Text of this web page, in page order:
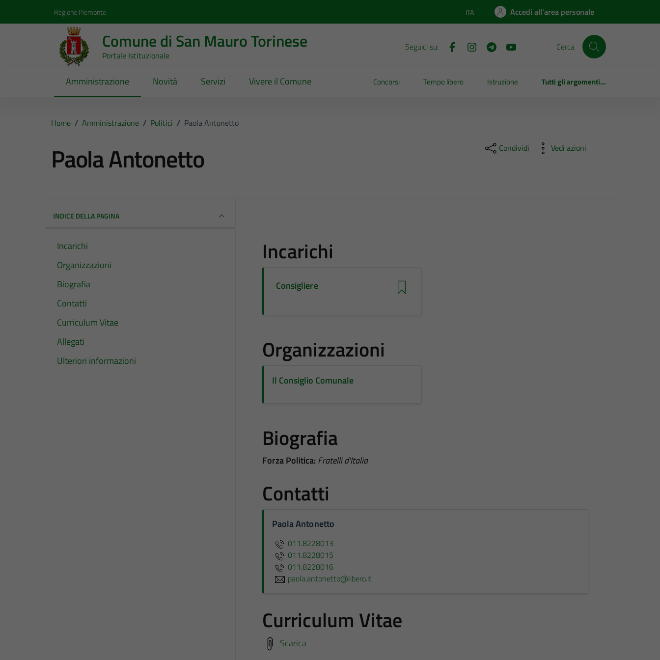
Regione Piemonte Lingua attiva:
ITA Accedi all'area personale
Comune di San Mauro Torinese
Portale Istituzionale
Seguici su: Cerca
Amministrazione Novità Servizi Vivere il Comune Concorsi Tempo libero Istruzione Tutti gli argomenti...
Home / Amministrazione / Politici / Paola Antonetto
Paola Antonetto Condividi Vedi azioni
INDICE DELLA PAGINA
Incarichi
Organizzazioni
Biografia
Contatti
Curriculum Vitae
Allegati
Ulteriori informazioni
Incarichi
Consigliere
Organizzazioni
Il Consiglio Comunale
Biografia
Forza Politica: Fratelli d'Italia
Contatti
Paola Antonetto
011.8228013
011.8228015
011.8228016
paola.antonetto@libero.it
Curriculum Vitae
Scarica